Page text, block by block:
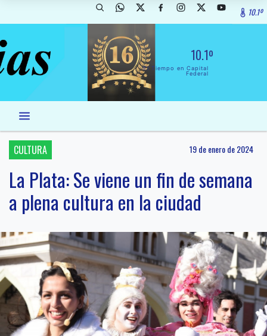
10.1º
10.1º
El Tiempo en Capital
Federal
CULTURA 19 de enero de 2024
La Plata: Se viene un fin de semana
a plena cultura en la ciudad